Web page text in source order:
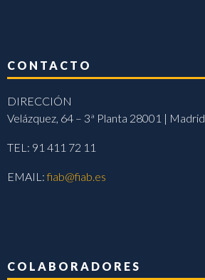
CONTACTO
DIRECCIÓN
Velázquez, 64 – 3ª Planta 28001 | Madrid
TEL: 91 411 72 11
EMAIL:fiab@fiab.es
COLABORADORES